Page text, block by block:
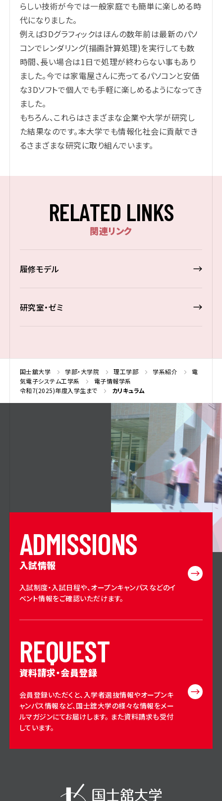
らしい技術が今では一般家庭でも簡単に楽しめる時
代になりました。
例えば3Dグラフィックはほんの数年前は最新のパソ
コンでレンダリング(描画計算処理)を実行しても数
時間、長い場合は1日で処理が終わらない事もあり
ました。今では家電屋さんに売ってるパソコンと安価
な3Dソフトで個人でも手軽に楽しめるようになってき
ました。
もちろん、これらはさまざまな企業や大学が研究し
た結果なのです。本大学でも情報化社会に貢献でき
るさまざまな研究に取り組んでいます。
RELATED LINKS
関連リンク
履修モデル
研究室・ゼミ
国士舘大学 学部・大学院 理工学部 学系紹介
電
気電子システム工学系
電子情報学系
令和7(2025)年度入学生まで
カリキュラム
ADMISSIONS
入試情報
入試制度・入試日程や、オープンキャンパスなどのイ
ベント情報をご確認いただけます。
REQUEST
資料請求・会員登録
会員登録いただくと、入学者選抜情報やオープンキ
ャンパス情報など、国士舘大学の様々な情報をメー
ルマガジンにてお届けします。 また資料請求も受付
しています。